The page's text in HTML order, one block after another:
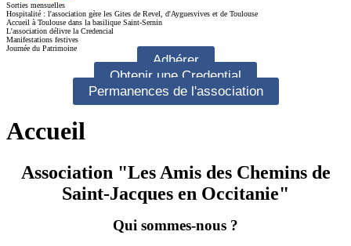
Sorties mensuelles
Hospitalité : l'association gère les Gites de Revel, d'Ayguesvives et de Toulouse
Accueil à Toulouse dans la basilique Saint-Sernin
L'association délivre la Credencial
Manifestations festives
Journée du Patrimoine
Adhérer
Obtenir une Credential
Permanences de l'association
Accueil
Association "Les Amis des Chemins de
Saint-Jacques en Occitanie"
Qui sommes-nous ?